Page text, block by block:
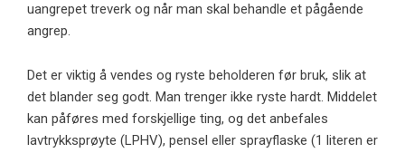
uangrepet treverk og når man skal behandle et pågående
angrep.
Det er viktig å vendes og ryste beholderen før bruk, slik at
det blander seg godt. Man trenger ikke ryste hardt. Middelet
kan påføres med forskjellige ting, og det anbefales
lavtrykksprøyte (LPHV), pensel eller sprayflaske (1 literen er